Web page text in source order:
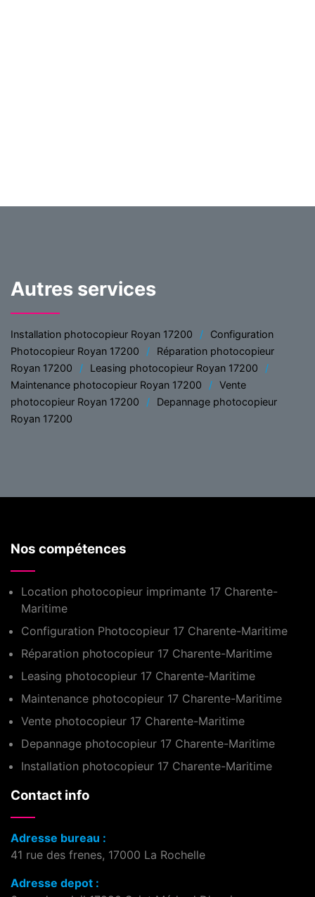
Autres services
Installation photocopieur Royan 17200
Configuration
Photocopieur Royan 17200
Réparation photocopieur
Royan 17200
Leasing photocopieur Royan 17200
Maintenance photocopieur Royan 17200
Vente
photocopieur Royan 17200
Depannage photocopieur
Royan 17200
Nos compétences
Location photocopieur imprimante 17 Charente-
Maritime
Configuration Photocopieur 17 Charente-Maritime
Réparation photocopieur 17 Charente-Maritime
Leasing photocopieur 17 Charente-Maritime
Maintenance photocopieur 17 Charente-Maritime
Vente photocopieur 17 Charente-Maritime
Depannage photocopieur 17 Charente-Maritime
Installation photocopieur 17 Charente-Maritime
Contact info
Adresse bureau :
41 rue des frenes, 17000 La Rochelle
Adresse depot :